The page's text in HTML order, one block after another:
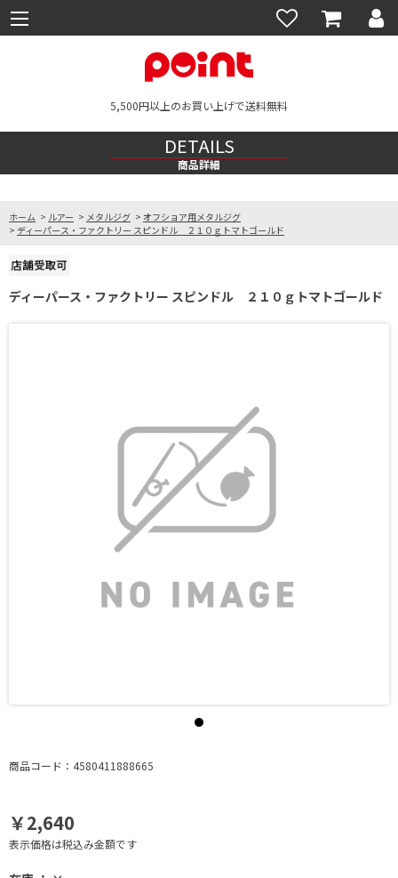
5,500円以上のお買い上げで送料無料
DETAILS
商品詳細
ホーム > ルアー > メタルジグ > オフショア用メタルジグ
> ディーパース・ファクトリー スピンドル ２１０ｇトマトゴールド
ディーパース・ファクトリー スピンドル ２１０ｇトマトゴールド
商品コード：4580411888665
￥2,640
表示価格は税込み金額です